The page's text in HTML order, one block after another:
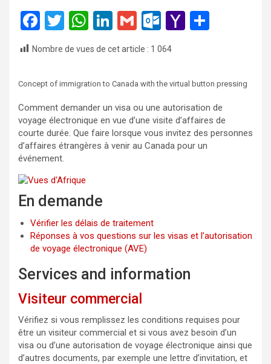
F
ce
b
o
k
T
wi
tt
er
W
at
s
A
p
p
Li
n
ke
dI
n
G
m
ail
O
ut
lo
o
c
o
m
Y
o
M
ail
g
er
Nombre de vues de cet article : 1 064
Concept of immigration to Canada with the virtual button pressing
Comment demander un visa ou une autorisation de
voyage électronique en vue d’une visite d’affaires de
courte durée. Que faire lorsque vous invitez des personnes
d’affaires étrangères à venir au Canada pour un
événement.
En demande
Vérifier les délais de traitement
Réponses à vos questions sur les visas et l’autorisation
de voyage électronique (AVE)
Services and information
Visiteur commercial
Vérifiez si vous remplissez les conditions requises pour
être un visiteur commercial et si vous avez besoin d’un
visa ou d’une autorisation de voyage électronique ainsi que
d’autres documents, par exemple une lettre d’invitation, et